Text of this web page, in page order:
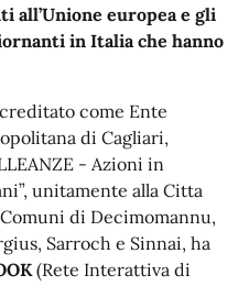
all’Unione europea e gli
in Italia che hanno
come Ente
di Cagliari,
- Azioni in
unitamente alla Citta
di Decimomannu,
Sarroch e Sinnai, ha
(Rete Interattiva di